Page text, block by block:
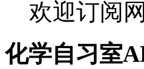
欢迎订阅
化学自习室